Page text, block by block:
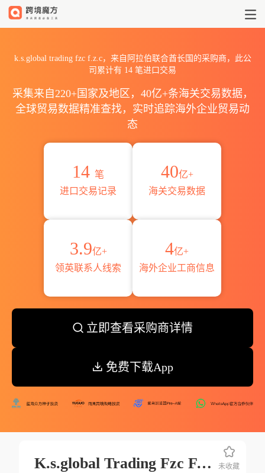
k.s.global trading fzc f.z.c，来自阿拉伯联合酋长国的采购商，此公
司累计有 14 笔进口交易
采集来自220+国家及地区，40亿+条海关交易数据，
全球贸易数据精准查找，实时追踪海外企业贸易动
态
14 笔
进口交易记录
40亿+
海关交易数据
3.9亿+
领英联系人线索
4亿+
海外企业工商信息
立即查看采购商详情
免费下载App
K.s.global Trading Fzc F.z.c 未收藏